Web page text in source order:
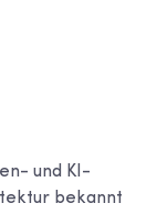
und KI-
bekannt